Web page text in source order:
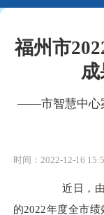
福州市
——市智慧中心
时间：2022-12-16
近日，
的2022年度全市